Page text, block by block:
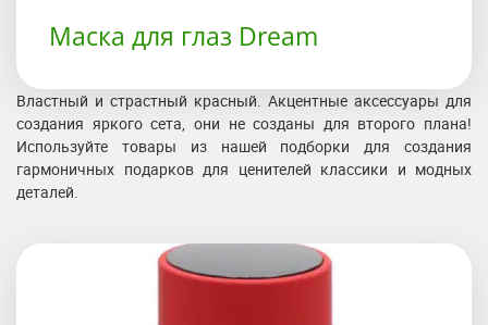
Маска для глаз Dream
Властный и страстный красный. Акцентные аксессуары для
создания яркого сета, они не созданы для второго плана!
Используйте товары из нашей подборки для создания
гармоничных подарков для ценителей классики и модных
деталей.